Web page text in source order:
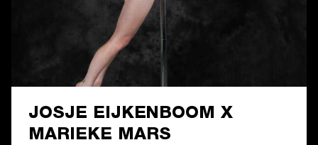
JOSJE EIJKENBOOM X
MARIEKE MARS